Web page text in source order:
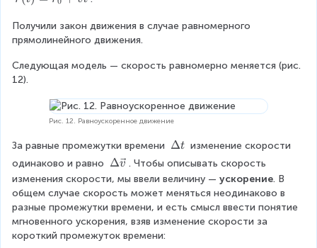
\
g
rr
o
w
0
}
{
r
(
t
v
e
c
{
r
}
_
0
e
c
r
}
=
v
e
c
{
r
}
Получили закон движения в случае равномерного
прямолинейного движения.
Следующая модель — скорость равномерно меняется (рис.
12).
Рис. 12. Равноускоренное движение
За равные промежутки времени \
D
Δt изменение скорости
одинаково и равно \
D
el
t
a
\
Δv . Чтобы описывать скорость
изменения скорости, мы ввели величину — ускорение. В
общем случае скорость может меняться неодинаково в
разные промежутки времени, и есть смысл ввести понятие
мгновенного ускорения, взяв изменение скорости за
короткий промежуток времени: